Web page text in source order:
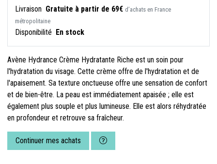
Livraison Gratuite à partir de 69€ d’achats en France
métropolitaine
Disponibilité En stock
Avène Hydrance Crème Hydratante Riche est un soin pour
l'hydratation du visage. Cette crème offre de l'hydratation et de
l'apaisement. Sa texture onctueuse offre une sensation de confort
et de bien-être. La peau est immédiatement apaisée ; elle est
également plus souple et plus lumineuse. Elle est alors réhydratée
en profondeur et retrouve sa fraîcheur.
Continuer mes achats